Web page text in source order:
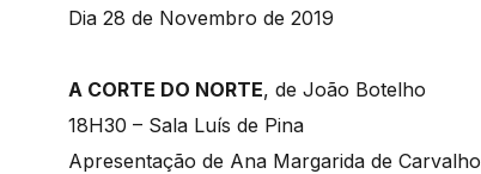
Dia 28 de Novembro de 2019
A CORTE DO NORTE, de João Botelho
18H30 – Sala Luís de Pina
Apresentação de Ana Margarida de Carvalho